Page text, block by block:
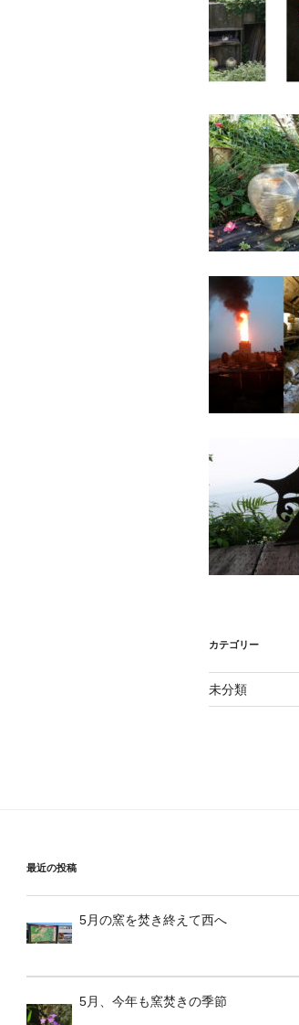
カテゴリー
未分類
最近の投稿
5月の窯を焚き終えて西へ
5月、今年も窯焚きの季節